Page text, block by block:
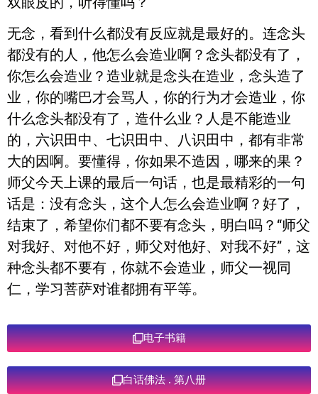
无念，看到什么都没有反应就是最好的。连念头
都没有的人，他怎么会造业啊？念头都没有了，
你怎么会造业？造业就是念头在造业，念头造了
业，你的嘴巴才会骂人，你的行为才会造业，你
什么念头都没有了，造什么业？人是不能造业
的，六识田中、七识田中、八识田中，都有非常
大的因啊。要懂得，你如果不造因，哪来的果？
师父今天上课的最后一句话，也是最精彩的一句
话是：没有念头，这个人怎么会造业啊？好了，
结束了，希望你们都不要有念头，明白吗？“师父
对我好、对他不好，师父对他好、对我不好”，这
种念头都不要有，你就不会造业，师父一视同
仁，学习菩萨对谁都拥有平等。
电子书籍
白话佛法 . 第八册